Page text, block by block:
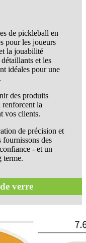
de pickleball en
pour les joueurs
la jouabilité
et les
idéales pour une
des produits
renforcent la
vos clients.
de précision et
des
- et un
terme.
verre